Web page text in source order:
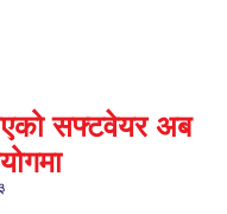
सफ्टवेयर अब